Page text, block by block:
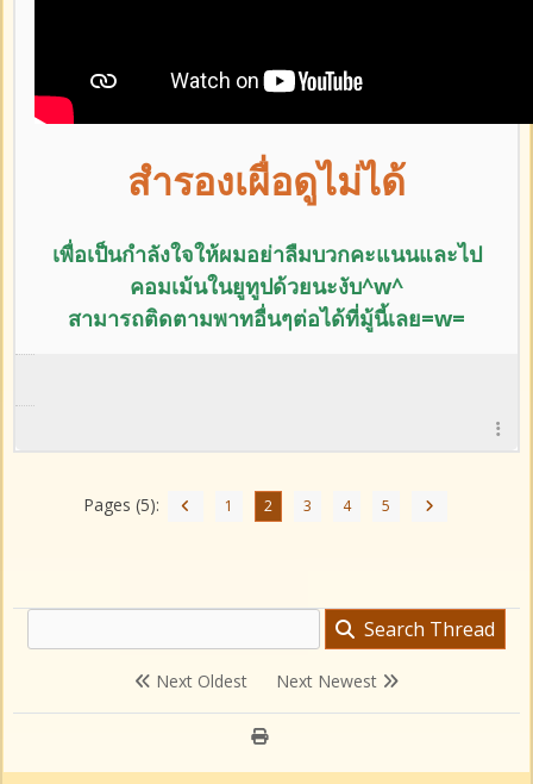
สำรองเผื่อดูไม่ได้
เพื่อเป็นกำลังใจให้ผมอย่าลืมบวกคะแนนและไป
คอมเม้นในยูทูปด้วยนะงับ^w^
สามารถติดตามพาทอื่นๆต่อได้ที่มู้นี้เลย=w=
Pages (5): 1 2 3 4 5
Search Thread
Next Oldest Next Newest